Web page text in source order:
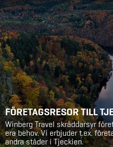
FÖRETAGSRESOR TILL
Winberg Travel skräddarsyr
era behov. Vi erbjuder t.ex.
andra städer i Tjeckien.